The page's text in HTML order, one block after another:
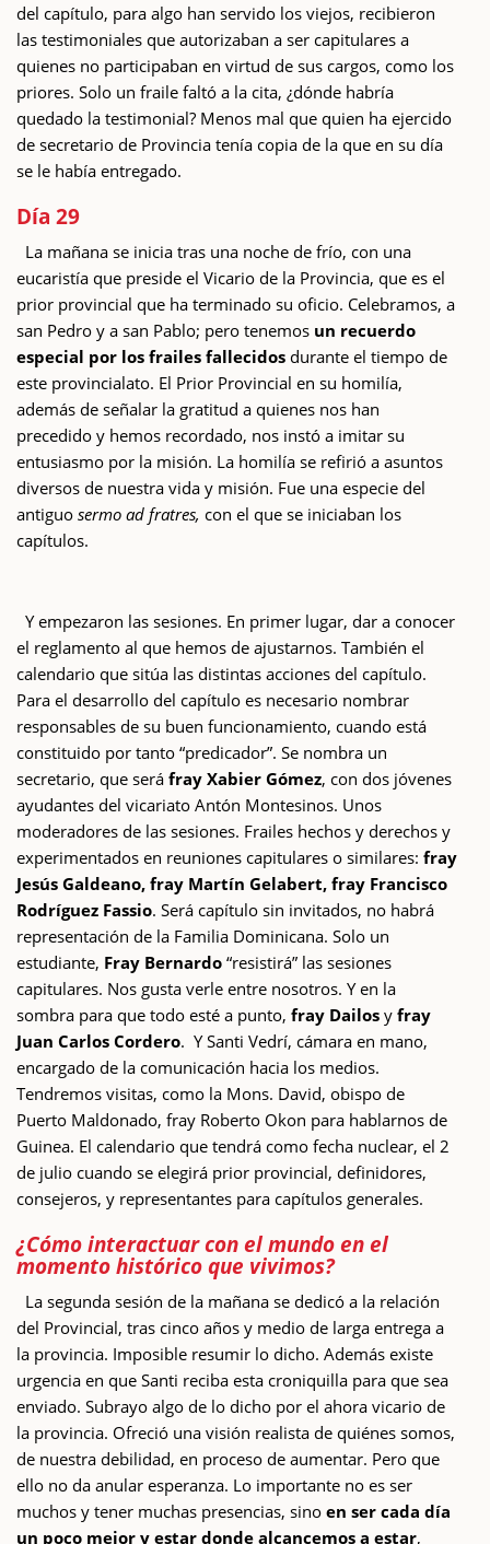
del capítulo, para algo han servido los viejos, recibieron
las testimoniales que autorizaban a ser capitulares a
quienes no participaban en virtud de sus cargos, como los
priores. Solo un fraile faltó a la cita, ¿dónde habría
quedado la testimonial? Menos mal que quien ha ejercido
de secretario de Provincia tenía copia de la que en su día
se le había entregado.
Día 29
La mañana se inicia tras una noche de frío, con una
eucaristía que preside el Vicario de la Provincia, que es el
prior provincial que ha terminado su oficio. Celebramos, a
san Pedro y a san Pablo; pero tenemos un recuerdo
especial por los frailes fallecidos durante el tiempo de
este provincialato. El Prior Provincial en su homilía,
además de señalar la gratitud a quienes nos han
precedido y hemos recordado, nos instó a imitar su
entusiasmo por la misión. La homilía se refirió a asuntos
diversos de nuestra vida y misión. Fue una especie del
antiguo sermo ad fratres, con el que se iniciaban los
capítulos.
Y empezaron las sesiones. En primer lugar, dar a conocer
el reglamento al que hemos de ajustarnos. También el
calendario que sitúa las distintas acciones del capítulo.
Para el desarrollo del capítulo es necesario nombrar
responsables de su buen funcionamiento, cuando está
constituido por tanto “predicador”. Se nombra un
secretario, que será fray Xabier Gómez, con dos jóvenes
ayudantes del vicariato Antón Montesinos. Unos
moderadores de las sesiones. Frailes hechos y derechos y
experimentados en reuniones capitulares o similares: fray
Jesús Galdeano, fray Martín Gelabert, fray Francisco
Rodríguez Fassio. Será capítulo sin invitados, no habrá
representación de la Familia Dominicana. Solo un
estudiante, Fray Bernardo “resistirá” las sesiones
capitulares. Nos gusta verle entre nosotros. Y en la
sombra para que todo esté a punto, fray Dailos y fray
Juan Carlos Cordero. Y Santi Vedrí, cámara en mano,
encargado de la comunicación hacia los medios.
Tendremos visitas, como la Mons. David, obispo de
Puerto Maldonado, fray Roberto Okon para hablarnos de
Guinea. El calendario que tendrá como fecha nuclear, el 2
de julio cuando se elegirá prior provincial, definidores,
consejeros, y representantes para capítulos generales.
¿Cómo interactuar con el mundo en el
momento histórico que vivimos?
La segunda sesión de la mañana se dedicó a la relación
del Provincial, tras cinco años y medio de larga entrega a
la provincia. Imposible resumir lo dicho. Además existe
urgencia en que Santi reciba esta croniquilla para que sea
enviado. Subrayo algo de lo dicho por el ahora vicario de
la provincia. Ofreció una visión realista de quiénes somos,
de nuestra debilidad, en proceso de aumentar. Pero que
ello no da anular esperanza. Lo importante no es ser
muchos y tener muchas presencias, sino en ser cada día
un poco mejor y estar donde alcancemos a estar,